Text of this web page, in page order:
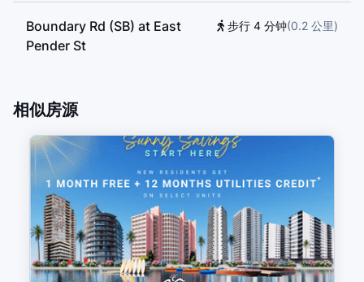
Boundary Rd (SB) at East
Pender St
步行 4 分钟(0.2 公里)
Kootenay Loop Bay 1 步行 4 分钟 公里)
Hastings St (WB) at Ingleton
Ave
步行 4 分钟
Kootenay Loop Bay 4 步行 4 分钟(0.3 公里
相似房源